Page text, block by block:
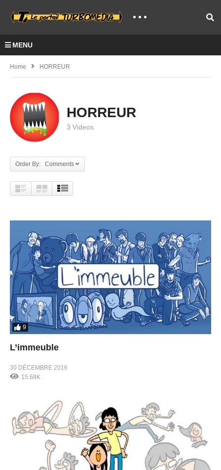
MENU
Home HORREUR
HORREUR
3 Videos
Order By: Comments
9
L’immeuble
30 DÉCEMBRE 2016
15.68K